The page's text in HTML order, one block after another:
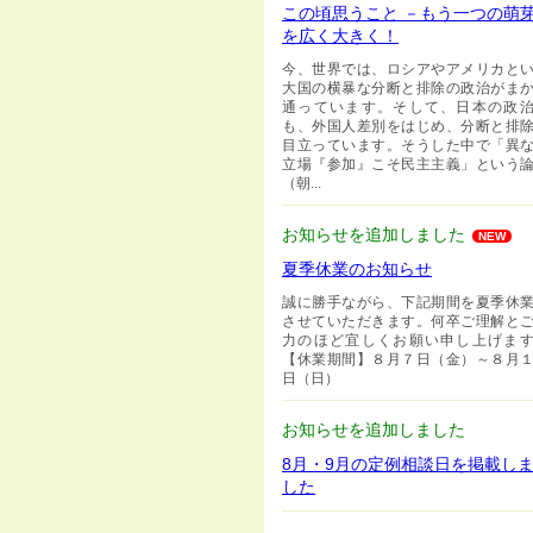
この頃思うこと －もう一つの萌
を広く大きく！
今、世界では、ロシアやアメリカと
大国の横暴な分断と排除の政治がま
通っています。そして、日本の政
も、外国人差別をはじめ、分断と排
目立っています。そうした中で「異
立場『参加』こそ民主主義」という
（朝...
お知らせを追加しました NEW
夏季休業のお知らせ
誠に勝手ながら、下記期間を夏季休
させていただきます。何卒ご理解と
力のほど宜しくお願い申し上げます
【休業期間】８月７日（金）～８月
日（日）
お知らせを追加しました
8月・9月の定例相談日を掲載しま
した